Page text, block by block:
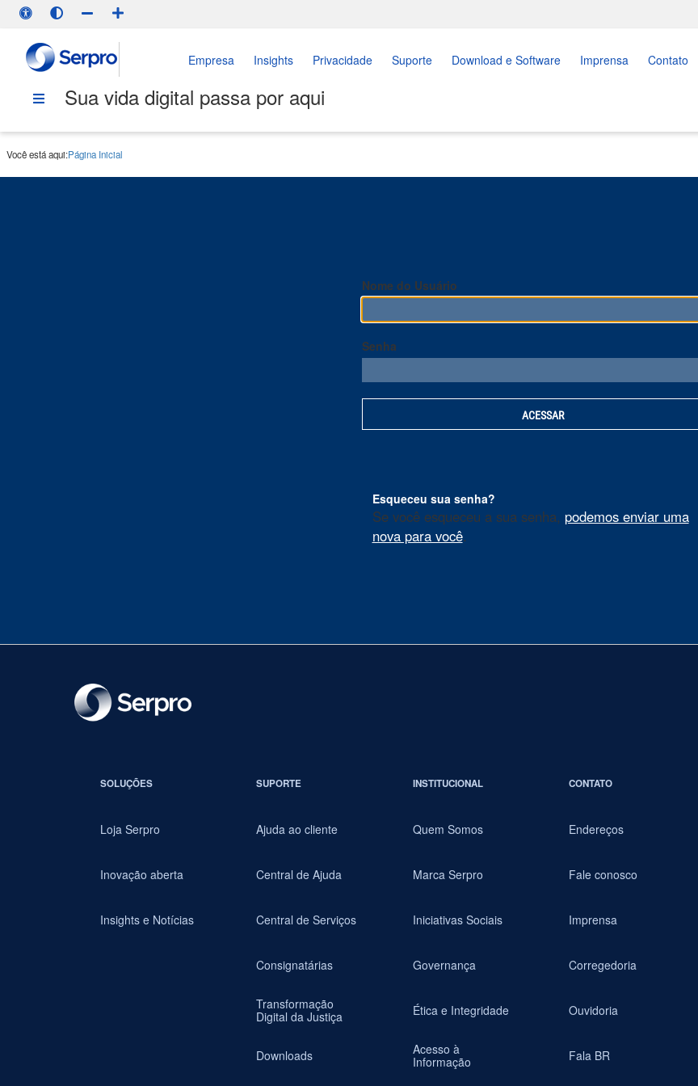
Empresa Insights Privacidade Suporte Download e Software Imprensa Contato
Sua vida digital passa por aqui
Você está aqui:Página Inicial
Nome do Usuário
Senha
Esqueceu sua senha?
Se você esqueceu a sua senha, podemos enviar uma
nova para você.
SOLUÇÕES
Loja Serpro
Inovação aberta
Insights e Notícias
SUPORTE
Ajuda ao cliente
Central de Ajuda
Central de Serviços
Consignatárias
Transformação
Digital da Justiça
Downloads
INSTITUCIONAL
Quem Somos
Marca Serpro
Iniciativas Sociais
Governança
Ética e Integridade
Acesso à
Informação
CONTATO
Endereços
Fale conosco
Imprensa
Corregedoria
Ouvidoria
Fala BR